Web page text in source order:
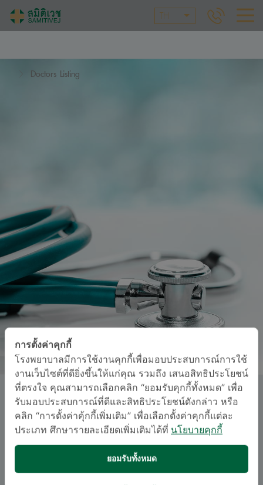
TH
Doctors Listing
นพ. ภาณุพงศ์ ภูเขา
สาขารังสีวิทยาวินิจฉัย
อนุสาขาสาขารังสีวิทยาวินิจฉัย
การตั้งค่าคุกกี้
โรงพยาบาลมีการใช้งานคุกกี้เพื่อมอบประสบการณ์การใช้
งานเว็บไซต์ที่ดียิ่งขึ้นให้แก่คุณ รวมถึง เสนอสิทธิประโยชน์
ที่ตรงใจ คุณสามารถเลือกคลิก “ยอมรับคุกกี้ทั้งหมด” เพื่อ
รับมอบประสบการณ์ที่ดีและสิทธิประโยชน์ดังกล่าว หรือ
คลิก “การตั้งค่าคุ้กกี้เพิ่มเติม” เพื่อเลือกตั้งค่าคุกกี้แต่ละ
ประเภท ศึกษารายละเอียดเพิ่มเติมได้ที่ นโยบายคุกกี้
ยอมรับทั้งหมด